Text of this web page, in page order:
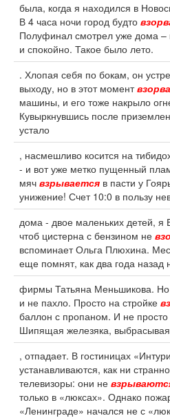
была, когда я находился в
В 4 часа ночи город будто
Полуфинал смотрел уже дома –
и спокойно. Такое было лето.
. Хлопая себя по бокам, он
выходу, но в этот момент
машины, и его тоже накрыло
Кувыркнувшись после
устало
, насмешливо косится на
- и вот уже метко пущенный
мяч взрывается в пасти у
унижение! Счет 10:0 в пользу
дома - двое маленьких детей, я
чтоб цистерна с бензином не
вспоминает Ольга Плюхина.
еще помнят, как два года назад
фирмы Татьяна Меньшикова. Но
и не пахло. Просто на стройке
баллон с пропаном. И не просто
Шипящая железяка, выбрасывая
, отпадает. В гостиницах
устанавливаются, как ни
телевизоры: они не
только в «люксах». Однако
«Ленинграде» начался не с